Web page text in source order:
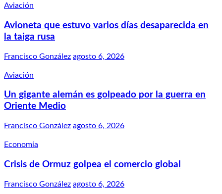
Aviación
Avioneta que estuvo varios días desaparecida en
la taiga rusa
Francisco González agosto 6, 2026
Aviación
Un gigante alemán es golpeado por la guerra en
Oriente Medio
Francisco González agosto 6, 2026
Economía
Crisis de Ormuz golpea el comercio global
Francisco González agosto 6, 2026